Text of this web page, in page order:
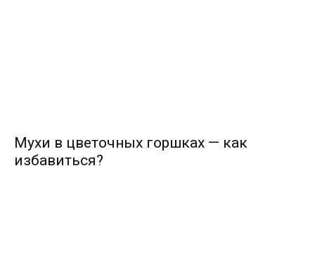
Мухи в цветочных горшках — как
избавиться?